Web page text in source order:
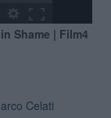
Shame | Film4
Celati